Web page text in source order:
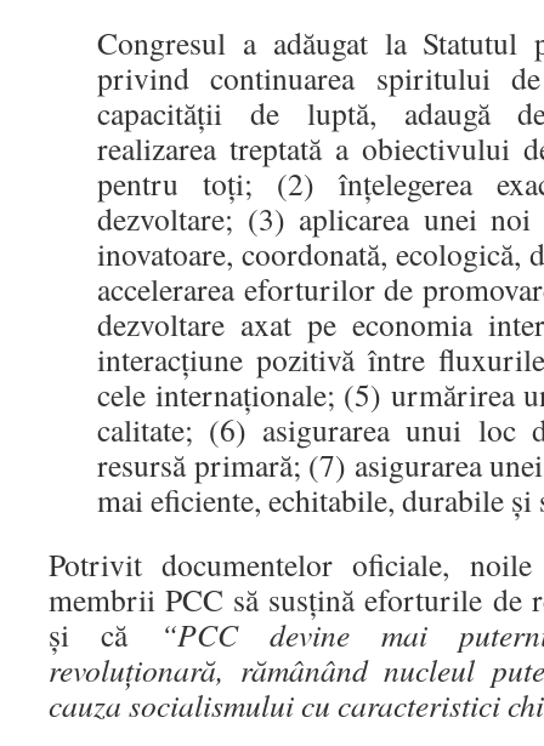
Congresul a adăugat la Statutul
privind continuarea spiritului
capacității de luptă, adaugă
realizarea treptată a obiectivului
pentru toți; (2) înțelegerea
dezvoltare; (3) aplicarea unei
inovatoare, coordonată, ecologică,
accelerarea eforturilor de
dezvoltare axat pe economia
interacțiune pozitivă între
cele internaționale; (5) urmărirea
calitate; (6) asigurarea unui loc
resursă primară; (7) asigurarea
mai eficiente, echitabile, durabile și
Potrivit documentelor oficiale,
membrii PCC să susțină eforturile de
și că
“PCC devine mai
revoluționară, rămânând nucleul
cauza socialismului cu caracteristici